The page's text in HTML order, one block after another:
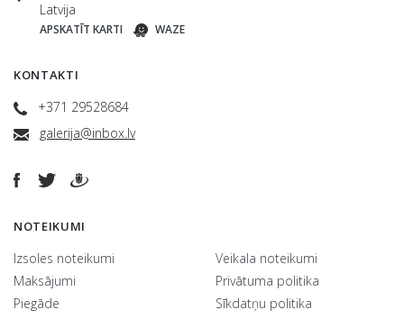
Latvija
APSKATĪT KARTI WAZE
KONTAKTI
+371 29528684
galerija@inbox.lv
NOTEIKUMI
Izsoles noteikumi
Maksājumi
Piegāde
Veikala noteikumi
Privātuma politika
Sīkdatņu politika